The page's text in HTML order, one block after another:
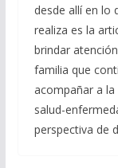
desde allí en lo
realiza es la
brindar
familia que
acompañar a
salud-
perspectiva de